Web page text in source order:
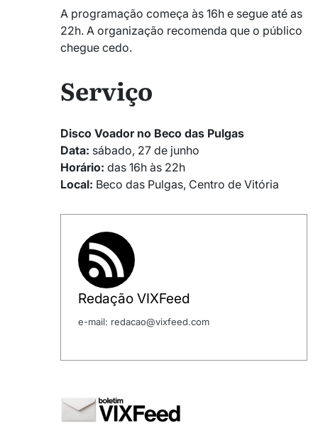
A programação começa às 16h e segue até as
22h. A organização recomenda que o público
chegue cedo.
Serviço
Disco Voador no Beco das Pulgas
Data: sábado, 27 de junho
Horário: das 16h às 22h
Local: Beco das Pulgas, Centro de Vitória
Redação VIXFeed
e-mail: redacao@vixfeed.com